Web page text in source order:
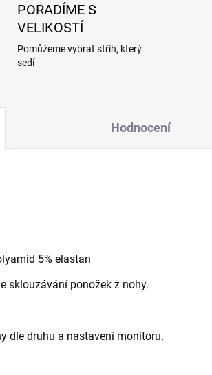
PORADÍME S
VELIKOSTÍ
Pomůžeme vybrat střih, který
sedí
Hodnocení
5% elastan
sklouzávání ponožek z nohy.
dle druhu a nastavení monitoru.